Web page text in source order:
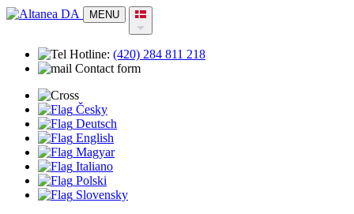
MENU
Hotline: (420) 284 811 218
Contact form
Česky
Deutsch
English
Magyar
Italiano
Polski
Slovensky